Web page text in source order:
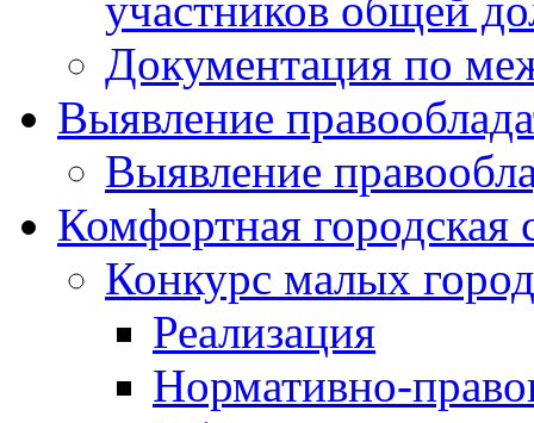
Документация по
Выявление
Выявление
Комфортная городская
Конкурс малых
Реализация
Нормативно-